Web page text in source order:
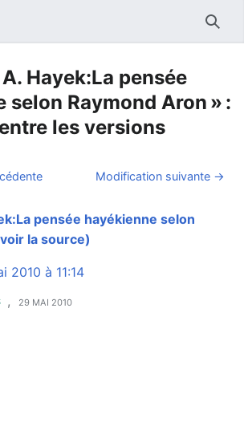
Hayek:La pensée
selon Raymond Aron » :
les versions
Modification suivante →
pensée hayékienne selon
la source)
2010 à 11:14
, 29 MAI 2010